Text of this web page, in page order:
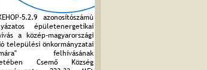
5.2.9 azonosítószámú
épületenergetikai
a közép-magyarországi
települési önkormányzatai
felhívásának
Csemő Község